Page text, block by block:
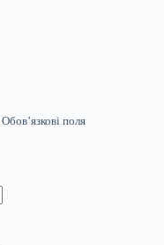
Обов’язкові поля